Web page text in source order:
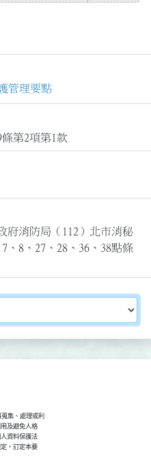
管理要點
第2項第1款
府消防局（112）北市消秘
、8、27、28、36、38點條
集、處理或利
用及避免人格
人資料保護法
定，訂定本要